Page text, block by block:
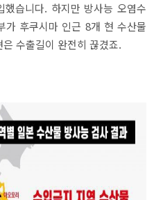
습니다. 하지만 방사능 오염수
가 후쿠시마 인근 8개 현 수산물
수출길이 완전히 끊겼죠.